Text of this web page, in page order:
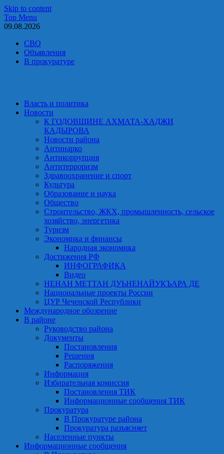
Skip to content
Top Menu
09.08.2026
СВО
Объявления
В прокуратуре
Власть и политика
Новости
К ГОДОВЩИНЕ АХМАТА-ХАДЖИ
КАДЫРОВА
Новости района
Антинарко
Антикоррупция
Антитерроризм
Здравоохранение и спорт
Культура
Образование и наука
Общество
Строительство, ЖКХ, промышленность, сельское
хозяйство, энергетика
Туризм
Экономика и финансы
Народная экономика
Достижения РФ
ИНФОГРАФИКА
Видео
НЕНАН МЕТТАН ДУЬНЕНАЙУКЪАРА ДЕ
Национальные проекты России
ЦУР Чеченской Республики
Международное обозрение
В районе
Руководство района
Документы
Постановления
Решения
Распоряжения
Информация
Избирательная комиссия
Постановления ТИК
Информационные сообщения ТИК
Прокуратура
В Прокуратуре района
Прокуратура разъясняет
Населенные пункты
Информационные сообщения